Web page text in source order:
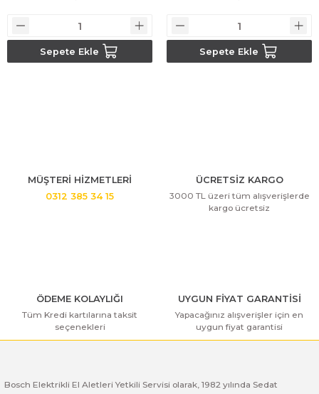
Bosch GSR 14,4-2-LI
Bosch GSR 18 V-LI
Bosch GSR 18-2-LI Plus
Bosch GSR 1800-LI
Sepete Ekle Sepete Ekle
MÜŞTERİ HİZMETLERİ
0312 385 34 15
ÜCRETSİZ KARGO
3000 TL üzeri tüm alışverişlerde
kargo ücretsiz
ÖDEME KOLAYLIĞI
Tüm Kredi kartılarına taksit
seçenekleri
UYGUN FİYAT GARANTİSİ
Yapacağınız alışverişler için en
uygun fiyat garantisi
Bosch Elektrikli El Aletleri Yetkili Servisi olarak, 1982 yılında Sedat